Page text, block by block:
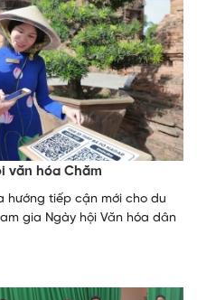
văn hóa Chăm
hướng tiếp cận mới cho du
gia Ngày hội Văn hóa dân